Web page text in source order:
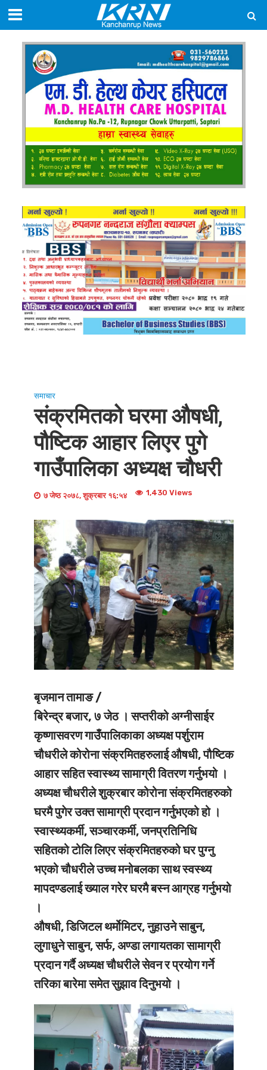
समाचार
संक्रमितको घरमा औषधी,
पौष्टिक आहार लिएर पुगे
गाउँपालिका अध्यक्ष चौधरी
७ जेष्ठ २०७८, शुक्रबार १६:५४ 1,430 Views
बृजमान तामाङ /
बिरेन्द्र बजार, ७ जेठ । सप्तरीको अग्नीसाईर
कृष्णासवरण गाउँपालिकाका अध्यक्ष पर्शुराम
चौधरीले कोरोना संक्रमितहरुलाई औषधी, पौष्टिक
आहार सहित स्वास्थ्य सामाग्री वितरण गर्नुभयो ।
अध्यक्ष चौधरीले शुक्रबार कोरोना संक्रमितहरुको
घरमै पुगेर उक्त सामाग्री प्रदान गर्नुभएको हो ।
स्वास्थ्यकर्मी, सञ्चारकर्मी, जनप्रतिनिधि
सहितको टोलि लिएर संक्रमितहरुको घर पुग्नु
भएको चौधरीले उच्च मनोबलका साथ स्वस्थ्य
मापदण्डलाई ख्याल गरेर घरमै बस्न आग्रह गर्नुभयो
।
औषधी, डिजिटल थर्मोमिटर, नुहाउने साबुन,
लुगाधुने साबुन, सर्फ, अण्डा लगायतका सामाग्री
प्रदान गर्दै अध्यक्ष चौधरीले सेवन र प्रयोग गर्ने
तरिका बारेमा समेत सुझाव दिनुभयो ।